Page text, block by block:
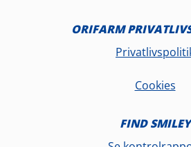
ORIFARM
Cookies
FIND SMILEY